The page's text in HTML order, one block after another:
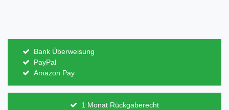
Bank Überweisung
PayPal
Amazon Pay
1 Monat Rückgaberecht